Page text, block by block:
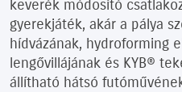
keverék módosító
gyerekjáték, akár a pálya
hídvázának, hydroforming
lengővillájának és KYB®
állítható hátsó